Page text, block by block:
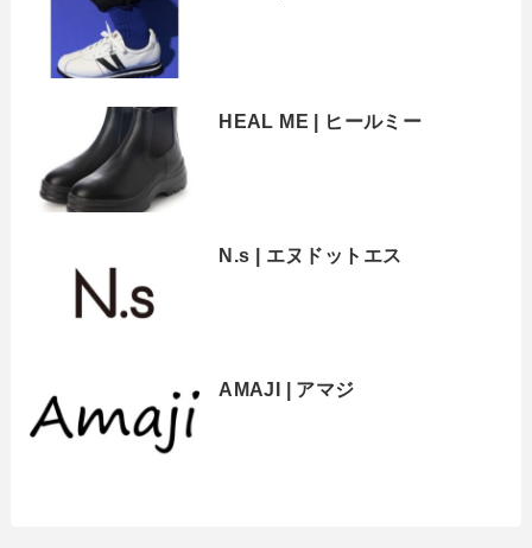
HEAL ME | ヒールミー
N.s | エヌドットエス
AMAJI | アマジ